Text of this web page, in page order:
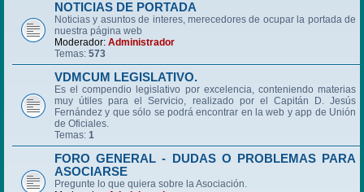
NOTICIAS DE PORTADA
Noticias y asuntos de interes, merecedores de ocupar la portada de
nuestra página web
Moderador: Administrador
Temas: 573
VDMCUM LEGISLATIVO.
Es el compendio legislativo por excelencia, conteniendo materias
muy útiles para el Servicio, realizado por el Capitán D. Jesús
Fernández y que sólo se podrá encontrar en la web y app de Unión
de Oficiales.
Temas: 1
FORO GENERAL - DUDAS O PROBLEMAS PARA
ASOCIARSE
Pregunte lo que quiera sobre la Asociación.